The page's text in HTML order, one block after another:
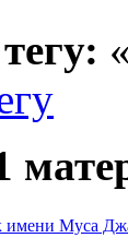
имени Муса